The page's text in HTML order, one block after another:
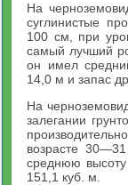
На
суглинистые
100 см, при
самый лучший
он имел
14,0 м и запас
На
залегании
возрасте
среднюю
151,1 куб. м.